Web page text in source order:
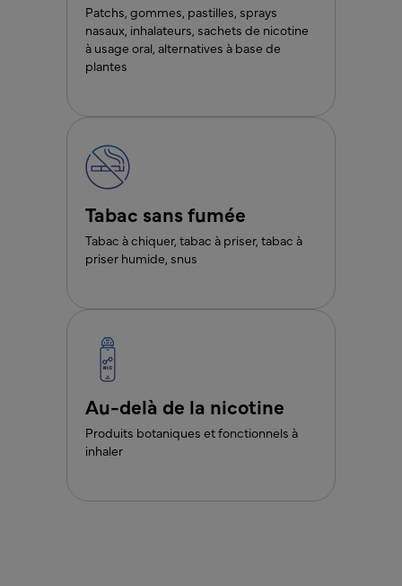
Patchs, gommes, pastilles, sprays
nasaux, inhalateurs, sachets de nicotine
à usage oral, alternatives à base de
plantes
Tabac sans fumée
Tabac à chiquer, tabac à priser, tabac à
priser humide, snus
Au-delà de la nicotine
Produits botaniques et fonctionnels à
inhaler